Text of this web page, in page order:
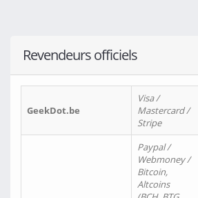
Revendeurs officiels
GeekDot.be
Visa /
Mastercard /
Stripe
Paypal /
Webmoney /
Bitcoin,
Altcoins